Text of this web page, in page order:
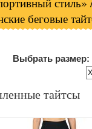
беговые
Выбрать размер:
тайтсы